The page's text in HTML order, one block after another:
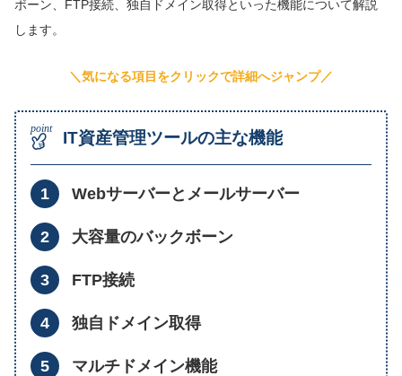
ボーン、FTP接続、独自ドメイン取得といった機能について解説
します。
＼気になる項目をクリックで詳細へジャンプ／
IT資産管理ツールの主な機能
Webサーバーとメールサーバー
大容量のバックボーン
FTP接続
独自ドメイン取得
マルチドメイン機能